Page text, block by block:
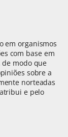
em organismos
com base em
modo que
sobre a
norteadas
e pelo